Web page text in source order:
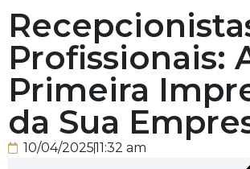
Profissionais:
Primeira
da Sua
10/04/202511:32 am